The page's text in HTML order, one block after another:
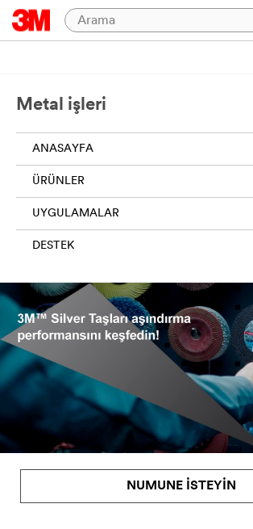
Metal işleri
ANASAYFA
ÜRÜNLER
UYGULAMALAR
DESTEK
NUMUNE ISTEYIN